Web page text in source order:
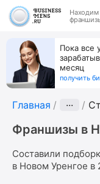
Находим
Пока все
месяц
получить
Главная ···
Франшизы в
Составили
в Новом Уренгое в